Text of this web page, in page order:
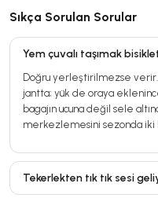
Sıkça Sorulan Sorular
Yem çuvalı taşımak
Doğru yerleştirilmezse verir.
jantta; yük de oraya
bagajın ucuna değil sele
merkezlemesini sezonda iki
Tekerlekten tık tık sesi